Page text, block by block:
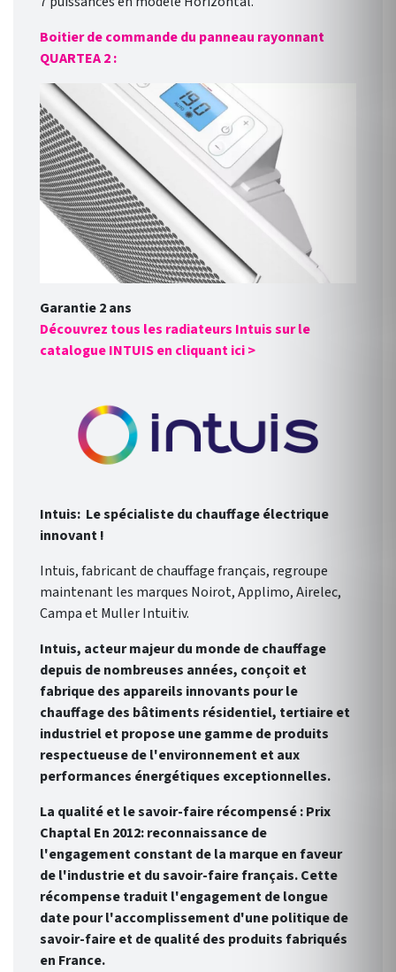
Boitier de commande du panneau rayonnant
QUARTEA 2 :
Garantie 2 ans
Découvrez tous les radiateurs Intuis sur le
catalogue INTUIS en cliquant ici >
Intuis: Le spécialiste du chauffage électrique
innovant !
Intuis, fabricant de chauffage français, regroupe
maintenant les marques Noirot, Applimo, Airelec,
Campa et Muller Intuitiv.
Intuis, acteur majeur du monde de chauffage
depuis de nombreuses années, conçoit et
fabrique des appareils innovants pour le
chauffage des bâtiments résidentiel, tertiaire et
industriel et propose une gamme de produits
respectueuse de l'environnement et aux
performances énergétiques exceptionnelles.
La qualité et le savoir-faire récompensé : Prix
Chaptal En 2012: reconnaissance de
l'engagement constant de la marque en faveur
de l'industrie et du savoir-faire français. Cette
récompense traduit l'engagement de longue
date pour l'accomplissement d'une politique de
savoir-faire et de qualité des produits fabriqués
en France.